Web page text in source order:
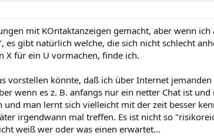
mit KOntaktanzeigen gemacht, aber wenn ich
es gibt natürlich welche, die sich nicht schlecht
X für ein U vormachen, finde ich.
vorstellen könnte, daß ich über Internet
wenn es z. B. anfangs nur ein netter Chat ist
und man lernt sich vielleicht mit der zeit besser
irgendwann mal treffen. Es ist nicht so
weiß wer oder was einen erwartet...